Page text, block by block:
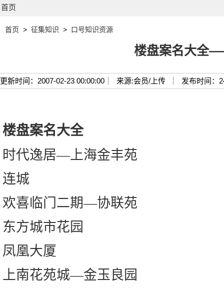
首页
首页 > 征集知识 > 口号知识资源
楼盘案名大全
更新时间：2007-02-23 00:00:00┊ 来源:会员/上传 ┊ 发布时间：
楼盘案名大全
时代逸居—上海金丰苑
连城
欢喜临门二期—协联苑
东方城市花园
凤凰大厦
上南花苑城—金玉良园